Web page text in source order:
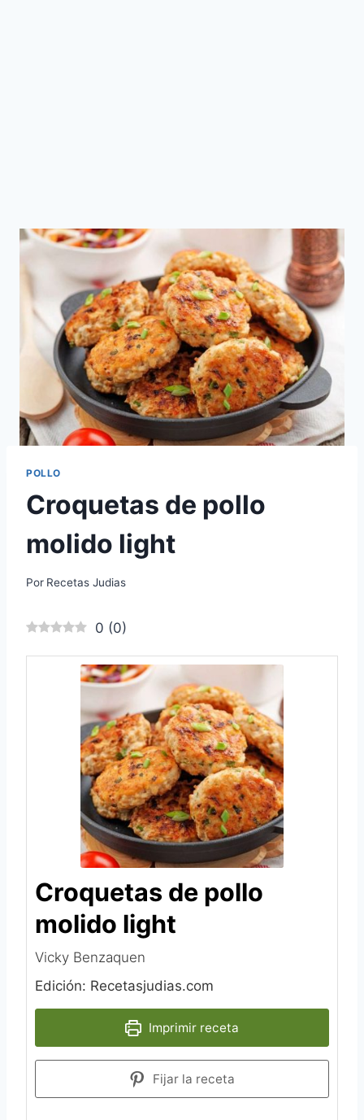
POLLO
Croquetas de pollo
molido light
Por Recetas Judias
0 (0)
Croquetas de pollo
molido light
Vicky Benzaquen‎
Edición: Recetasjudias.com
Imprimir receta
Fijar la receta